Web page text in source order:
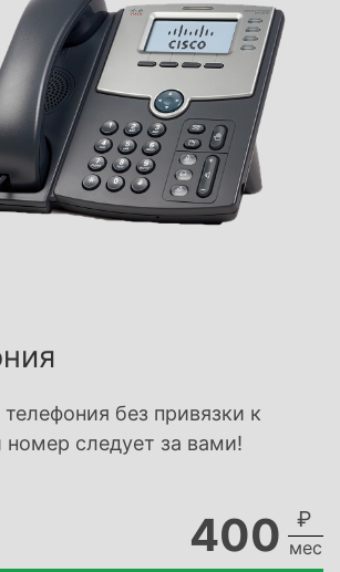
без привязки к
следует за вами!
400 ₽
мес